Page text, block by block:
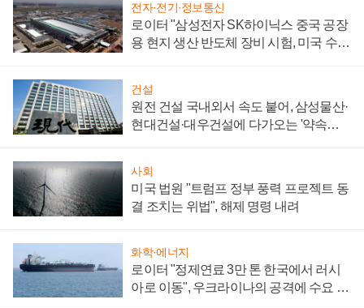
전자·전기·정보통신
로이터 "삼성전자 SK하이닉스 중국 공장
용 현지 생산 반도체 장비 시험, 미국 수출
건설
원전 건설 국내외서 속도 붙어, 삼성물산·
현대건설·대우건설에 다가오는 '약속의
사회
미국 법원 "트럼프 정부 풍력 프로젝트 동
결 조치는 위법", 해제 명령 내려
화학·에너지
로이터 "정제연료 3만 톤 한국에서 러시
아로 이동", 우크라이나의 공격에 수요 늘